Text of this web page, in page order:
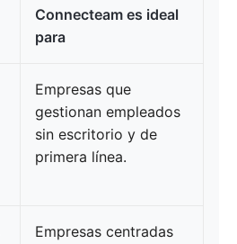
Connecteam es ideal
para
Empresas que
gestionan empleados
sin escritorio y de
primera línea.
Empresas centradas